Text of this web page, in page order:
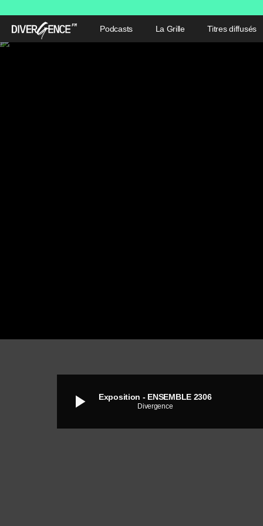
Podcasts La Grille Titres diffusés
play_arrow Exposition - ENSEMBLE 2306
Divergence